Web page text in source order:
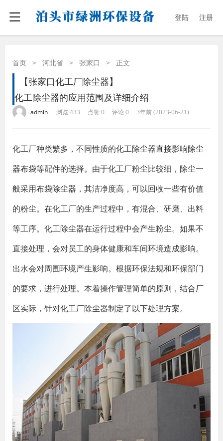
登陆 注册
首页 > 河北省 > 张家口 > 正文
【张家口化工厂除尘器】
化工除尘器的应用范围及详细介绍
admin 浏览 433 点赞 0 评论 0 3年前 (2023-06-21)
化工厂种类繁多，不同性质的化工除尘器直接影响除尘
器布袋等配件的选择。由于化工厂粉尘比较细，除尘一
般采用布袋除尘器 ，其洁净度高，可以回收一些有价值
的粉尘。在化工厂的生产过程中，有混合、研磨、出料
等工序。化工除尘器在运行过程中会产生粉尘。如果不
直接处理，会对员工的身体健康和车间环境造成影响。
出水会对周围环境产生影响。根据环保法规和环保部门
的要求，进行处理。本着操作管理简单的原则，结合厂
区实际，针对化工厂除尘器制定了以下处理方案。